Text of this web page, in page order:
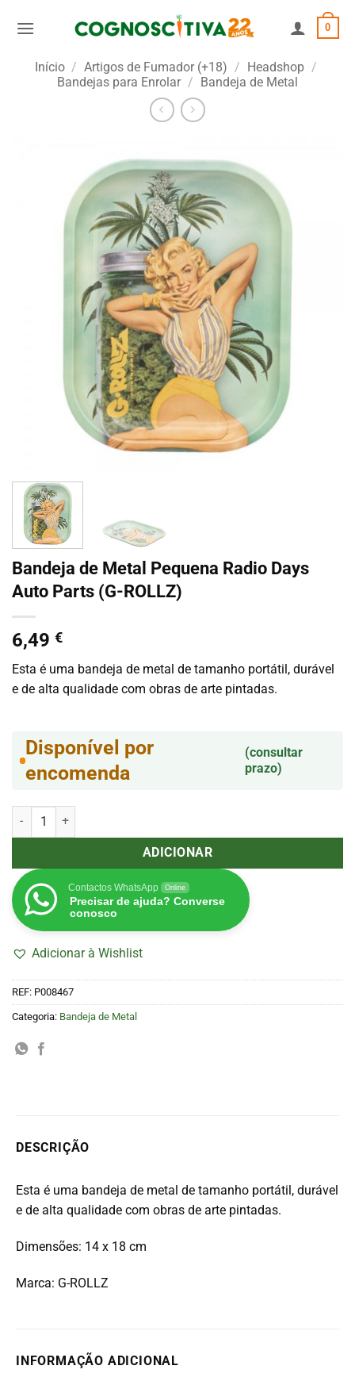
0
Início / Artigos de Fumador (+18) / Headshop /
Bandejas para Enrolar / Bandeja de Metal
Bandeja de Metal Pequena Radio Days
Auto Parts (G-ROLLZ)
6,49 €
Esta é uma bandeja de metal de tamanho portátil, durável
e de alta qualidade com obras de arte pintadas.
Disponível por
encomenda
(consultar
prazo)
Quantidade de Bandeja de Metal Pequena Radio Days Auto Parts
ADICIONAR
Contactos WhatsApp Online
Precisar de ajuda? Converse
conosco
Adicionar à Wishlist
REF: P008467
Categoria: Bandeja de Metal
DESCRIÇÃO
Esta é uma bandeja de metal de tamanho portátil, durável
e de alta qualidade com obras de arte pintadas.
Dimensões: 14 x 18 cm
Marca: G-ROLLZ
INFORMAÇÃO ADICIONAL